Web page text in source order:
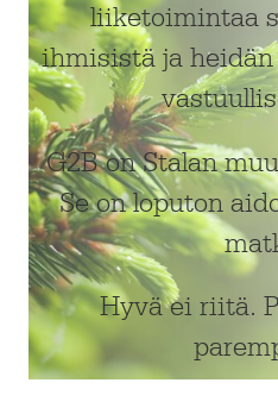
liiketoimintaa
ihmisistä ja
G2B on Stalan
Se on loputon
Hyvä ei riitä.